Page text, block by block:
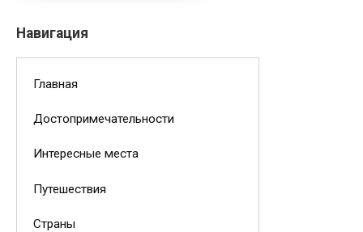
Навигация
Главная
Достопримечательности
Интересные места
Путешествия
Страны